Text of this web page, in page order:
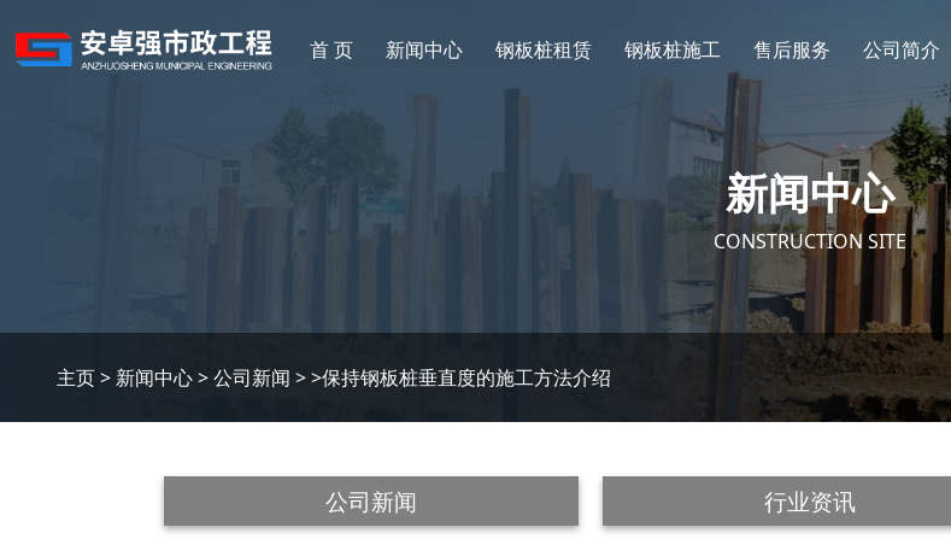
首 页 新闻中心 钢板桩租赁 钢板桩施工 售后服务 公司简介
主页> 新闻中心>公司新闻 > >保持钢板桩垂直度的施工方法介绍
新闻中心
CONSTRUCTION SITE
公司新闻 行业资讯